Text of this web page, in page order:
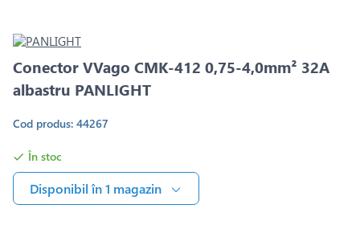
Conector VVago CMK-412 0,75-4,0mm² 32A
albastru PANLIGHT
Cod produs: 44267
În stoc
Disponibil în 1 magazin